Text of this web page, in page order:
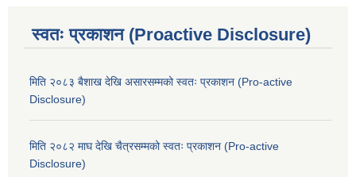
स्वतः प्रकाशन (Proactive Disclosure)
मिति २०८३ बैशाख देखि असारसम्मको स्वतः प्रकाशन (Pro-active
Disclosure)
मिति २०८२ माघ देखि चैत्रसम्मको स्वतः प्रकाशन (Pro-active
Disclosure)